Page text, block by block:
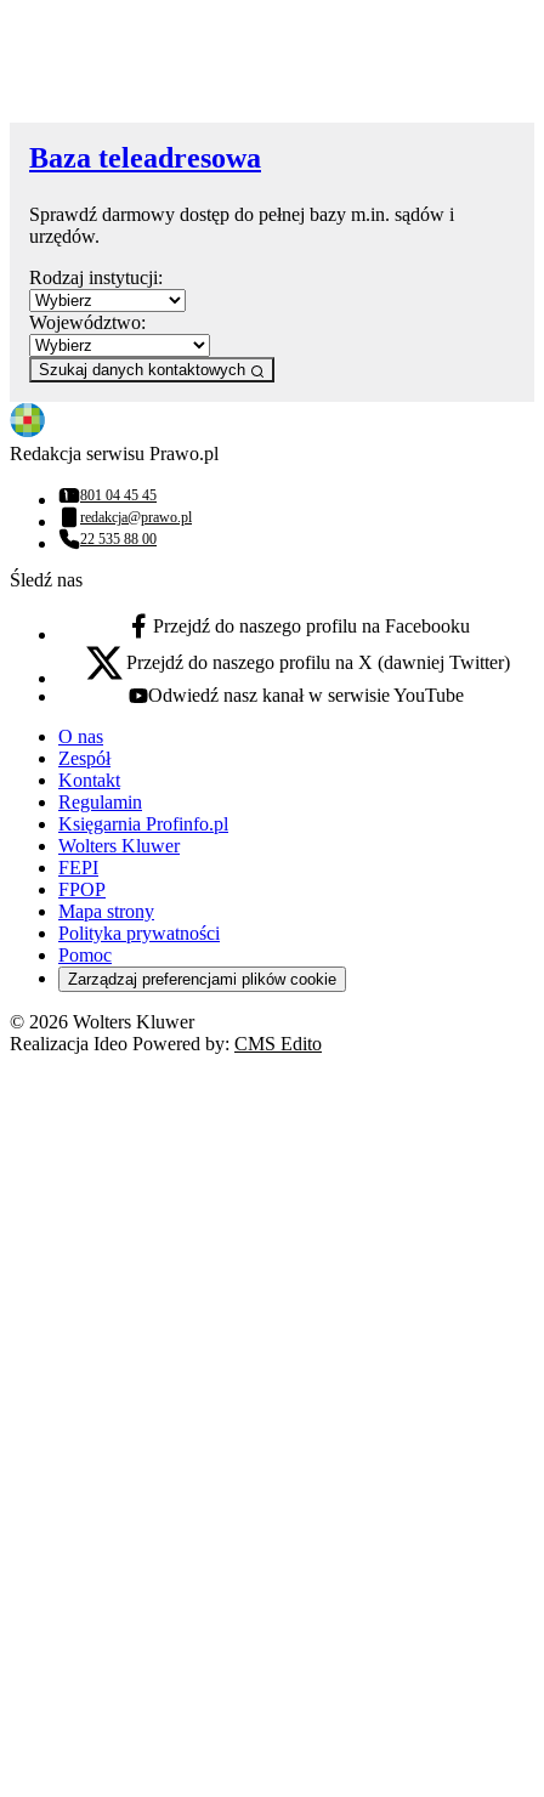
Baza teleadresowa
Sprawdź darmowy dostęp do pełnej bazy m.in. sądów i
urzędów.
Rodzaj instytucji:
Województwo:
Szukaj danych kontaktowych
Redakcja serwisu Prawo.pl
Numer telefonu:
801 04 45 45
Adres email:
redakcja@prawo.pl
Numer telefonu:
22 535 88 00
Śledź nas
facebook - otwiera się w nowej karcie
Przejdź do naszego profilu na Facebooku
x - otwiera się w nowej karcie
Przejdź do naszego profilu na X (dawniej Twitter)
youtube - otwiera się w nowej karcie
Odwiedź nasz kanał w serwisie YouTube
O nas
Zespół
Kontakt
Regulamin
Księgarnia Profinfo.pl
Wolters Kluwer
FEPI
FPOP
Mapa strony
Polityka prywatności
Pomoc
Zarządzaj preferencjami plików cookie
© 2026 Wolters Kluwer
Realizacja Ideo Powered by: CMS Edito